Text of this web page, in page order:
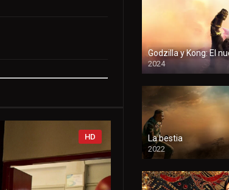
HD
Godzilla y Kong: El
2024
HD
La bestia
2022